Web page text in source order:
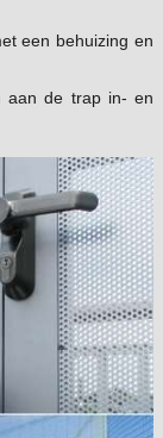
een behuizing en
aan de trap in- en